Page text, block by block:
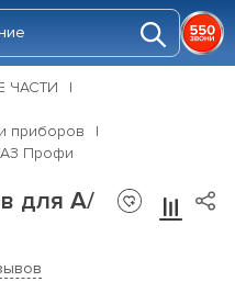
ЧАСТИ
приборов
Профи
для А/